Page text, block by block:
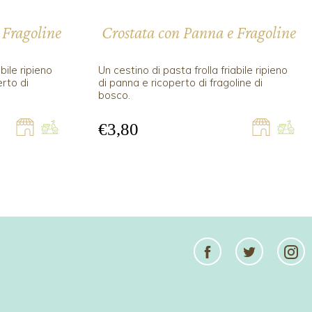
ripieno
di
Crostata con Panna e Fragoline
Un cestino di pasta frolla friabile ripieno
di panna e ricoperto di fragoline di
bosco.
€3,80